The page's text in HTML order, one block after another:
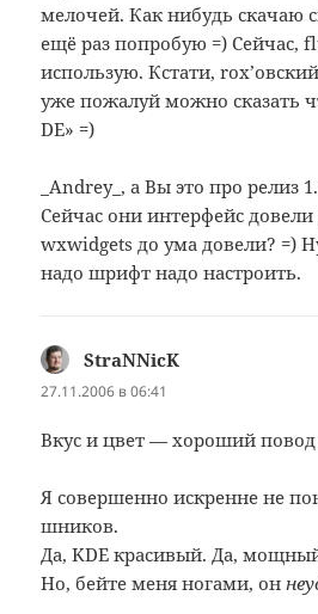
мелочей. Как нибудь скачаю
ещё раз попробую =) Сейчас,
использую. Кстати,
уже пожалуй можно сказать
DE» =)
_Andrey_, а Вы это про релиз
Сейчас они интерфейс
wxwidgets до ума довели? =)
надо шрифт надо настроить.
StraNNicK
27.11.2006 в 06:41
Вкус и цвет — хороший повод
Я совершенно искренне не
шников.
Да, KDE красивый. Да,
Но, бейте меня ногами, он